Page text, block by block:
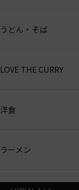
うどん・そば
LOVE THE CURRY
洋食
ラーメン